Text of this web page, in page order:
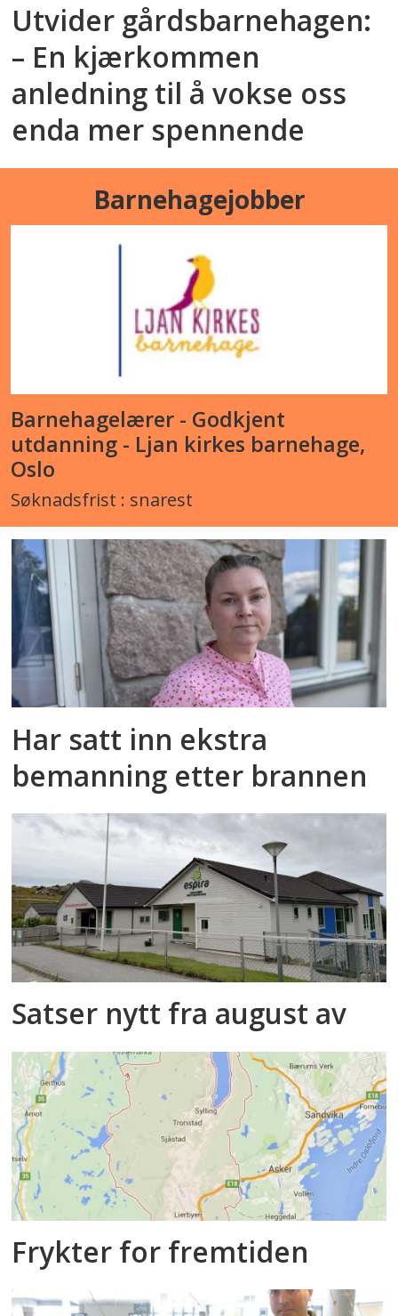
Utvider gårdsbarnehagen:
– En kjærkommen
anledning til å vokse oss
enda mer spennende
Barnehagejobber
Barnehagelærer - Godkjent
utdanning - Ljan kirkes barnehage,
Oslo
Søknadsfrist : snarest
Har satt inn ekstra
bemanning etter brannen
Satser nytt fra august av
Frykter for fremtiden